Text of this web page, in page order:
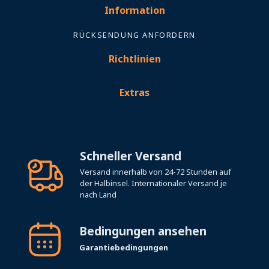
Information
RÜCKSENDUNG ANFORDERN
Richtlinien
Extras
Schneller Versand
Versand innerhalb von 24-72 Stunden auf
der Halbinsel. Internationaler Versand je
nach Land
Bedingungen ansehen
Garantiebedingungen